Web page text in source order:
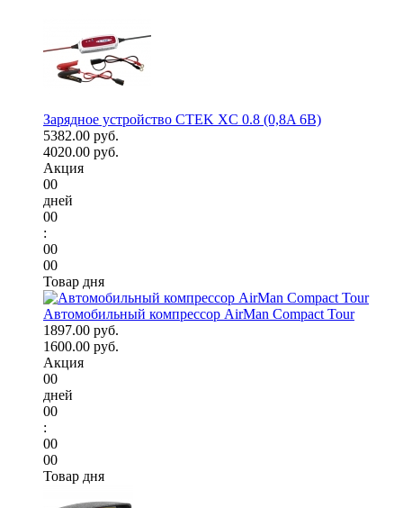
Зарядное устройство CTEK XC 0.8 (0,8A 6В)
5382.00 руб.
4020.00 руб.
Акция
00
дней
00
:
00
00
Товар дня
Автомобильный компрессор AirMan Compact Tour
1897.00 руб.
1600.00 руб.
Акция
00
дней
00
:
00
00
Товар дня